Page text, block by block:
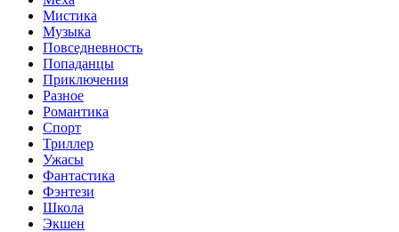
Мистика
Музыка
Повседневность
Попаданцы
Приключения
Разное
Романтика
Спорт
Триллер
Ужасы
Фантастика
Фэнтези
Школа
Экшен